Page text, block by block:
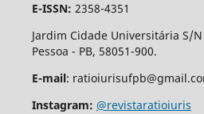
E-ISSN: 2358-4351
Jardim Cidade Universitária S/
Pessoa - PB, 58051-900.
E-mail:
Instagram: @revistaratioiuris